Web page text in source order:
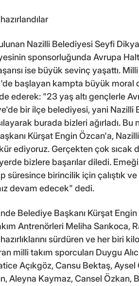
Nazilli Belediyesi Seyfi
sponsorluğunda Avrupa
ise büyük sevinç yaşattı.
başlayan kampta büyük moral
ederek: "23 yaş altı gençlerle
bir ilçe belediyesi, yani Nazilli
burada bizleri ağırladı. Bu
Kürşat Engin Özcan'a,
ediyoruz. Gerçekten çok sıcak
bizlere başarılar diledi.
süresince birincilik için çalıştık
devam edecek" dedi.
Belediye Başkanı Kürşat
Antrenörleri Meliha Sarıkoca,
sürdüren ve her biri
milli takım sporcuları Duygu
Açıkgöz, Cansu Bektaş,
Aleyna Kaymaz, Cansel Özkan,